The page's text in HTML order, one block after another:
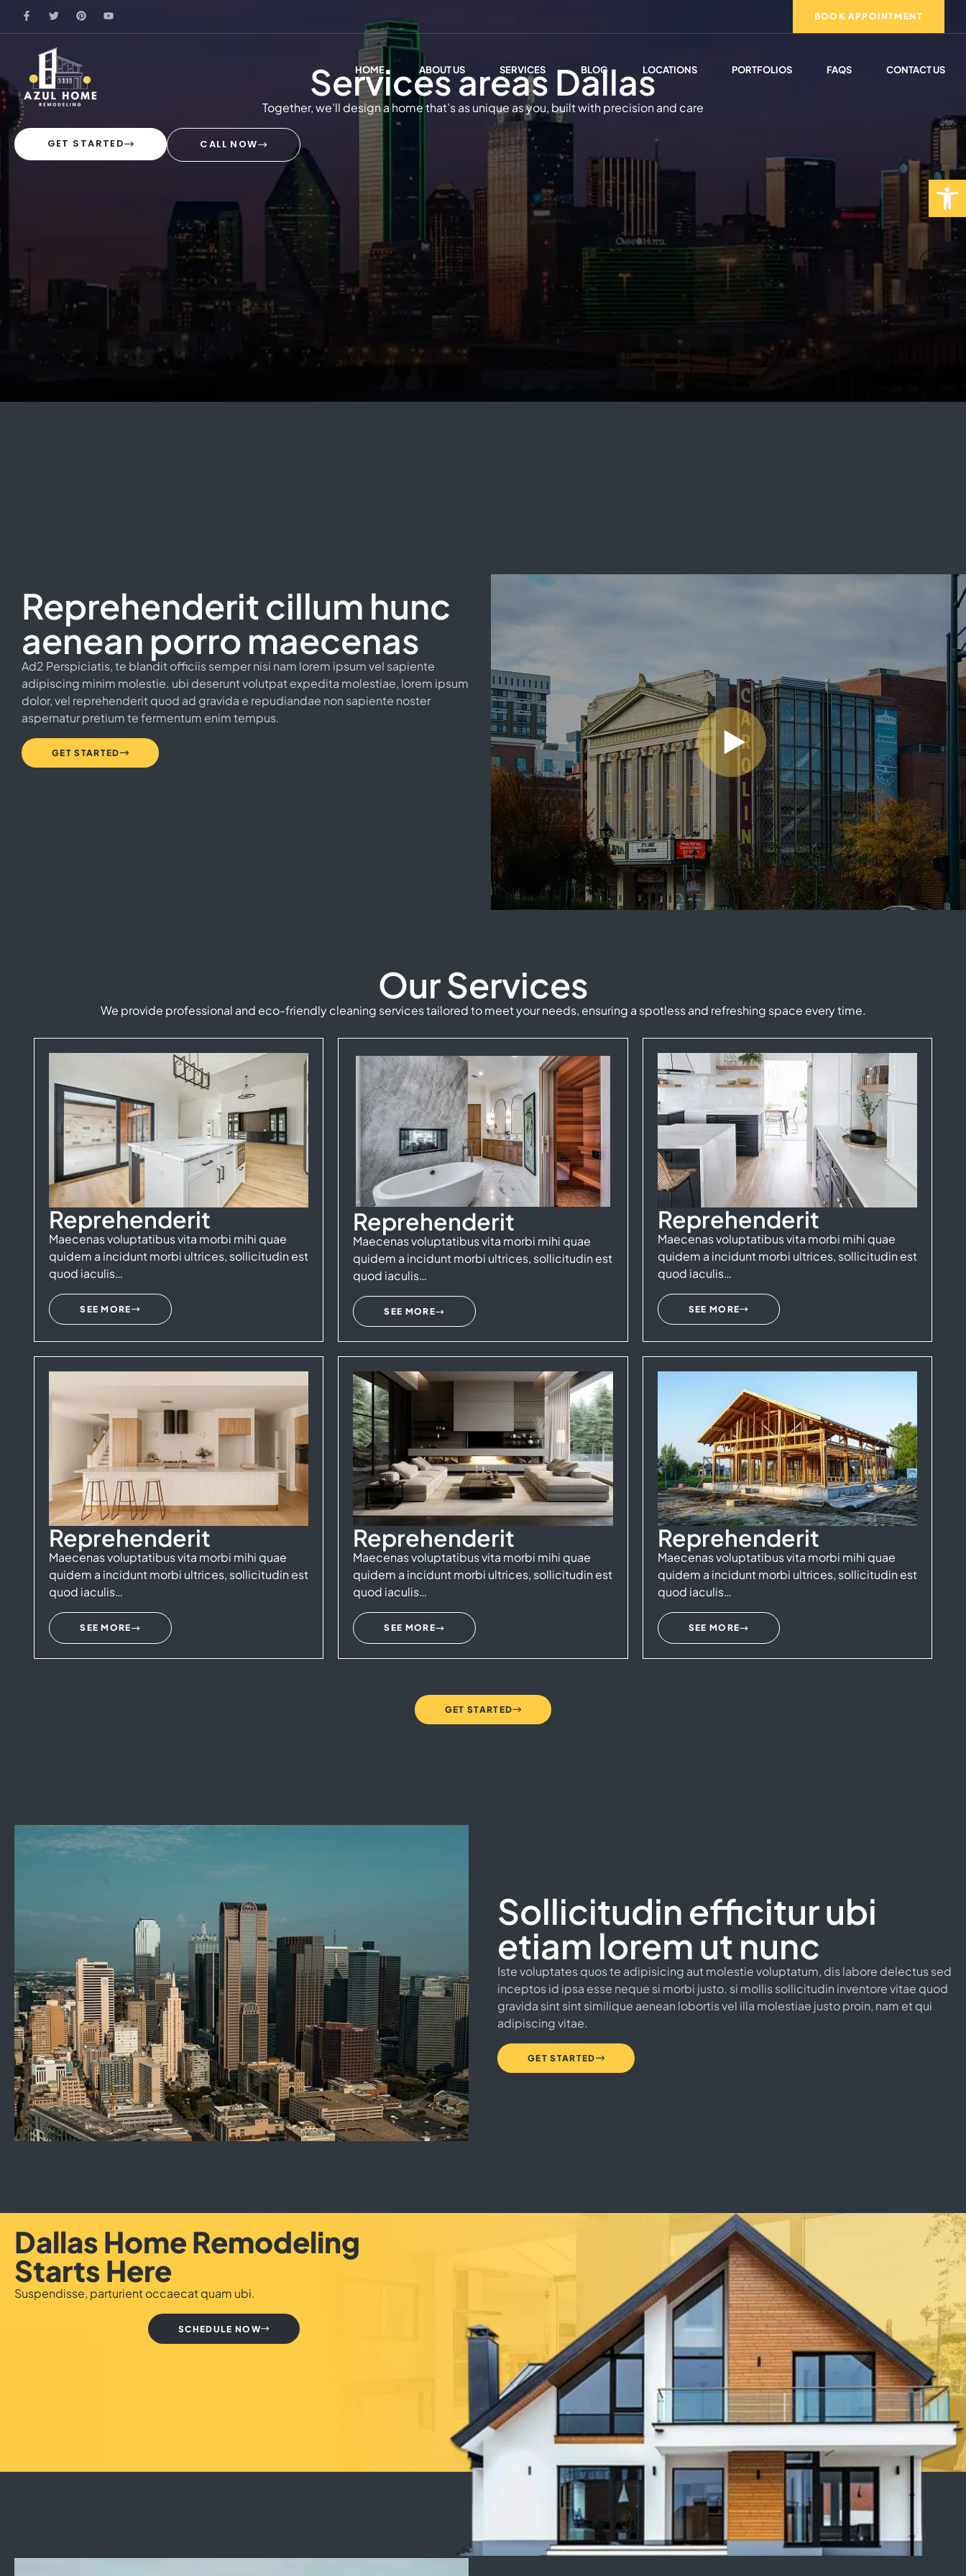
Open toolbar
BOOK APPOINTMENT
HOME ABOUT US SERVICES BLOG LOCATIONS PORTFOLIOS FAQS CONTACT US
Services areas Dallas
Together, we’ll design a home that’s as unique as you, built with precision and care
GET STARTED CALL NOW
Reprehenderit cillum hunc
aenean porro maecenas​
Ad2 Perspiciatis, te blandit officiis semper nisi nam lorem ipsum vel sapiente
adipiscing minim molestie. ubi deserunt volutpat expedita molestiae, lorem ipsum
dolor, vel reprehenderit quod ad gravida e repudiandae non sapiente noster
aspernatur pretium te fermentum enim tempus.
GET STARTED
Our Services
We provide professional and eco-friendly cleaning services tailored to meet your needs, ensuring a spotless and refreshing space every time.
Reprehenderit
Maecenas voluptatibus vita morbi mihi quae
quidem a incidunt morbi ultrices, sollicitudin est
quod iaculis…
SEE MORE
Reprehenderit
Maecenas voluptatibus vita morbi mihi quae
quidem a incidunt morbi ultrices, sollicitudin est
quod iaculis…
SEE MORE
Reprehenderit
Maecenas voluptatibus vita morbi mihi quae
quidem a incidunt morbi ultrices, sollicitudin est
quod iaculis…
SEE MORE
Reprehenderit
Maecenas voluptatibus vita morbi mihi quae
quidem a incidunt morbi ultrices, sollicitudin est
quod iaculis…
SEE MORE
Reprehenderit
Maecenas voluptatibus vita morbi mihi quae
quidem a incidunt morbi ultrices, sollicitudin est
quod iaculis…
SEE MORE
Reprehenderit
Maecenas voluptatibus vita morbi mihi quae
quidem a incidunt morbi ultrices, sollicitudin est
quod iaculis…
SEE MORE
GET STARTED
Sollicitudin efficitur ubi
etiam lorem ut nunc
Iste voluptates quos te adipisicing aut molestie voluptatum, dis labore delectus sed
inceptos id ipsa esse neque si morbi justo. si mollis sollicitudin inventore vitae quod
gravida sint sint similique aenean lobortis vel illa molestiae justo proin, nam et qui
adipiscing vitae.
GET STARTED
Dallas Home Remodeling
Starts Here
Suspendisse, parturient occaecat quam ubi.
SCHEDULE NOW